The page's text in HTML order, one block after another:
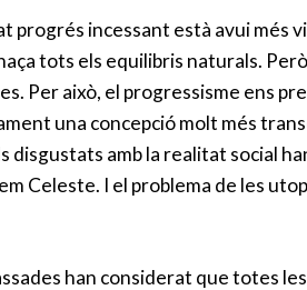
progrés incessant està avui més
tots els equilibris naturals.
Per això, el progressisme ens
una concepció molt més
disgustats amb la realitat social
Celeste. I el problema de les
han considerat que totes